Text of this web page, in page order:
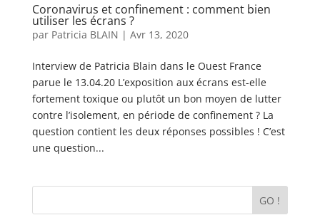
Coronavirus et confinement : comment bien
utiliser les écrans ?
par Patricia BLAIN | Avr 13, 2020
Interview de Patricia Blain dans le Ouest France
parue le 13.04.20 L’exposition aux écrans est-elle
fortement toxique ou plutôt un bon moyen de lutter
contre l’isolement, en période de confinement ? La
question contient les deux réponses possibles ! C’est
une question...
GO !